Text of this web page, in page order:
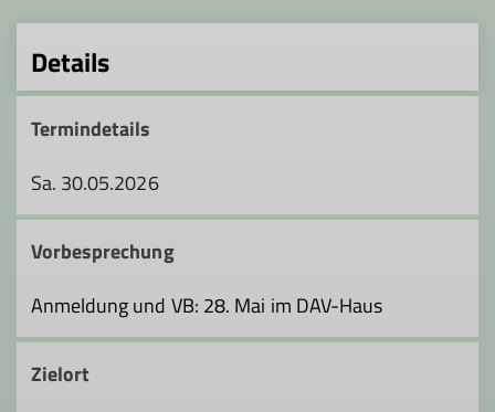
Details
Termindetails
Sa. 30.05.2026
Vorbesprechung
Anmeldung und VB: 28. Mai im DAV-Haus
Zielort